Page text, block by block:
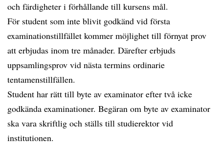
och färdigheter i förhållande till kursens mål.
För student som inte blivit godkänd vid första
examinationstillfället kommer möjlighet till förnyat prov
att erbjudas inom tre månader. Därefter erbjuds
uppsamlingsprov vid nästa termins ordinarie
tentamenstillfällen.
Student har rätt till byte av examinator efter två icke
godkända examinationer. Begäran om byte av examinator
ska vara skriftlig och ställs till studierektor vid
institutionen.